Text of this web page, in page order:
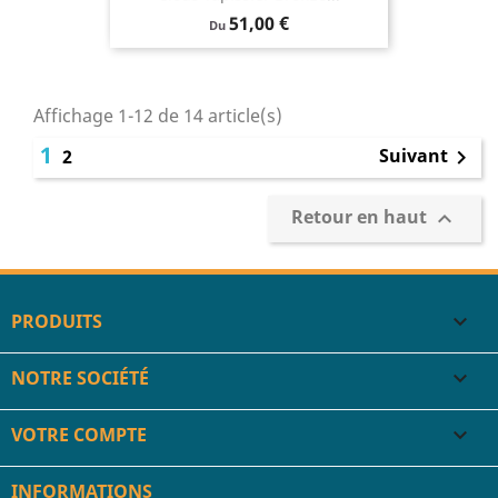
Du Prix
51,00 €
Affichage 1-12 de 14 article(s)
1 2 Suivant 
Retour en haut 
PRODUITS 
NOTRE SOCIÉTÉ 
VOTRE COMPTE 
INFORMATIONS